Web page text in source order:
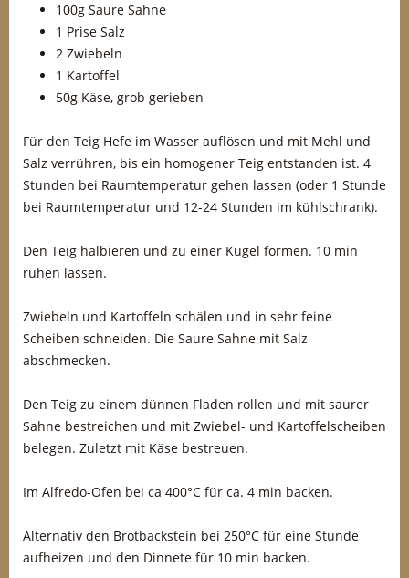
100g Saure Sahne
1 Prise Salz
2 Zwiebeln
1 Kartoffel
50g Käse, grob gerieben
Für den Teig Hefe im Wasser auflösen und mit Mehl und
Salz verrühren, bis ein homogener Teig entstanden ist. 4
Stunden bei Raumtemperatur gehen lassen (oder 1 Stunde
bei Raumtemperatur und 12-24 Stunden im kühlschrank).
Den Teig halbieren und zu einer Kugel formen. 10 min
ruhen lassen.
Zwiebeln und Kartoffeln schälen und in sehr feine
Scheiben schneiden. Die Saure Sahne mit Salz
abschmecken.
Den Teig zu einem dünnen Fladen rollen und mit saurer
Sahne bestreichen und mit Zwiebel- und Kartoffelscheiben
belegen. Zuletzt mit Käse bestreuen.
Im Alfredo-Ofen bei ca 400°C für ca. 4 min backen.
Alternativ den Brotbackstein bei 250°C für eine Stunde
aufheizen und den Dinnete für 10 min backen.